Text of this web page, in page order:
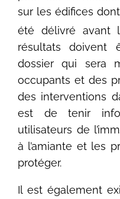
sur les édifices
été délivré avant
résultats doivent
dossier qui sera
occupants et des
des interventions
est de tenir
utilisateurs de
à l’amiante et les
protéger.
Il est également